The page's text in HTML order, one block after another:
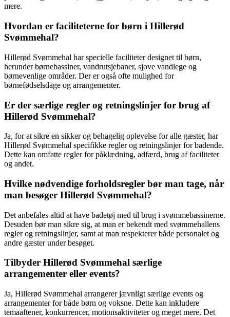
mere.
Hvordan er faciliteterne for børn i Hillerød
Svømmehal?
Hillerød Svømmehal har specielle faciliteter designet til børn,
herunder børnebassiner, vandrutsjebaner, sjove vandlege og
børnevenlige områder. Der er også ofte mulighed for
børnefødselsdage og arrangementer.
Er der særlige regler og retningslinjer for brug af
Hillerød Svømmehal?
Ja, for at sikre en sikker og behagelig oplevelse for alle gæster, har
Hillerød Svømmehal specifikke regler og retningslinjer for badende.
Dette kan omfatte regler for påklædning, adfærd, brug af faciliteter
og andet.
Hvilke nødvendige forholdsregler bør man tage, når
man besøger Hillerød Svømmehal?
Det anbefales altid at have badetøj med til brug i svømmebassinerne.
Desuden bør man sikre sig, at man er bekendt med svømmehallens
regler og retningslinjer, samt at man respekterer både personalet og
andre gæster under besøget.
Tilbyder Hillerød Svømmehal særlige
arrangementer eller events?
Ja, Hillerød Svømmehal arrangerer jævnligt særlige events og
arrangementer for både børn og voksne. Dette kan inkludere
temaaftener, konkurrencer, motionsaktiviteter og meget mere. Det